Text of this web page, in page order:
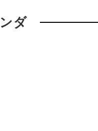
ダ